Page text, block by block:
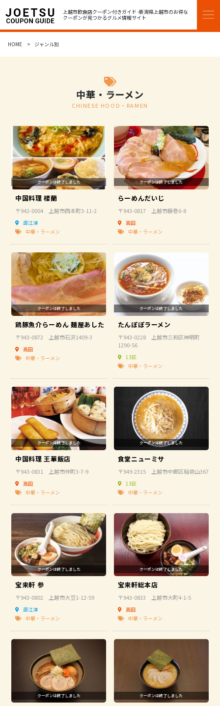
HOME
13区エリア
ジャンル別
和食・居酒屋
レストラン・洋食
カフェ
その他
クーポンの利用方法
お問い合わせ
上越市飲食店クーポン付きガイド -新潟県上越市のお得な
クーポンが見つかるグルメ情報サイト
HOME ジャンル別
中華・ラーメン
CHINESE HOOD・RAMEN
中国料理 楼蘭
〒942-0004 上越市西本町3-11-2
直江津
中華・ラーメン
らーめんだいじ
〒943-0817 上越市藤巻6-8
高田
中華・ラーメン
鶏豚魚介らーめん 麺屋あした
〒943-0872 上越市石沢1409-3
高田
中華・ラーメン
たんぽぽラーメン
〒943-0228 上越市三和区神明町
1290-56
13区
中華・ラーメン
中国料理 王華飯店
〒943-0831 上越市仲町3-7-9
高田
中華・ラーメン
食堂ニューミサ
〒949-2315 上越市中郷区稲荷山367
13区
中華・ラーメン
宝来軒 参
〒943-0802 上越市大豆1-12-59
直江津
中華・ラーメン
宝来軒総本店
〒943-0833 上越市大町4-1-5
高田
中華・ラーメン